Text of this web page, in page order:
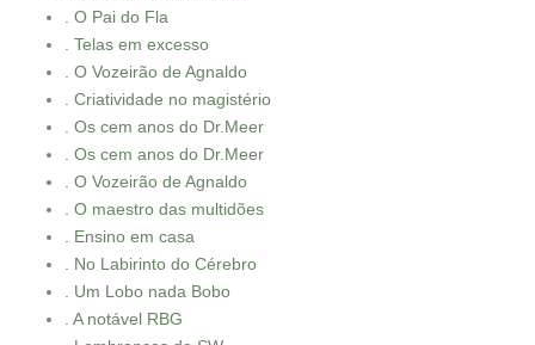
. O Pai do Fla
. Telas em excesso
. O Vozeirão de Agnaldo
. Criatividade no magistério
. Os cem anos do Dr.Meer
. Os cem anos do Dr.Meer
. O Vozeirão de Agnaldo
. O maestro das multidões
. Ensino em casa
. No Labirinto do Cérebro
. Um Lobo nada Bobo
. A notável RBG